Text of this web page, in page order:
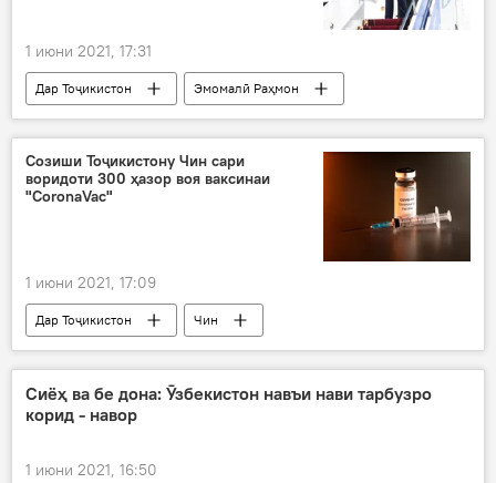
1 июни 2021, 17:31
Дар Тоҷикистон
Эмомалӣ Раҳмон
мулоқот
Покистон
Имрон Хон
Сиёсат
Созиши Тоҷикистону Чин сари
воридоти 300 ҳазор воя ваксинаи
"CoronaVac"
1 июни 2021, 17:09
Дар Тоҷикистон
Чин
Вазорати тандурустӣ
эмгузаронӣ
ваксина
Сиёҳ ва бе дона: Ӯзбекистон навъи нави тарбузро
корид - навор
1 июни 2021, 16:50